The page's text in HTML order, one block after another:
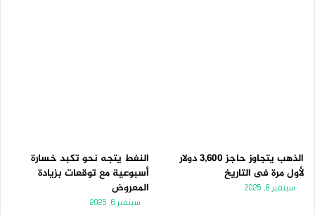
الذهب يتجاوز حاجز 3,600 دولار
لأول مرة فى التاريخ
سبتمبر 8, 2025
النفط يتجه نحو تكبد خسارة
أسبوعية مع توقعات بزيادة
المعروض
سبتمبر 6, 2025